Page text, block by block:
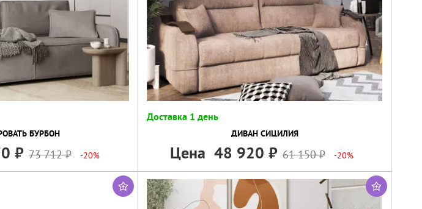
БУРБОН
73 712 -20%
Доставка 1 день
ДИВАН СИЦИЛИЯ
Цена 48 920 61 150 -20%